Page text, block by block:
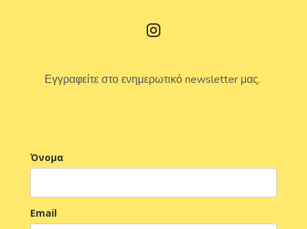
Εγγραφείτε στο ενημερωτικό newsletter μας.
Όνομα
Email